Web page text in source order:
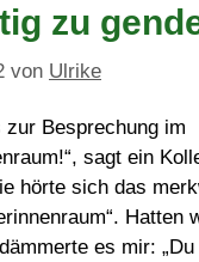
zu
von Ulrike
zur Besprechung im
sagt ein
hörte sich das
Hatten
es mir: